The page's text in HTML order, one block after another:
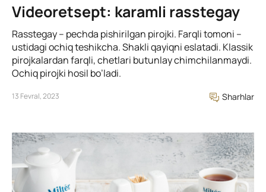
Videoretsept: karamli rasstegay
Rasstegay – pechda pishirilgan pirojki. Farqli tomoni –
ustidagi ochiq teshikcha. Shakli qayiqni eslatadi. Klassik
pirojkalardan farqli, chetlari butunlay chimchilanmaydi.
Ochiq pirojki hosil bo’ladi.
13 Fevral, 2023 Sharhlar